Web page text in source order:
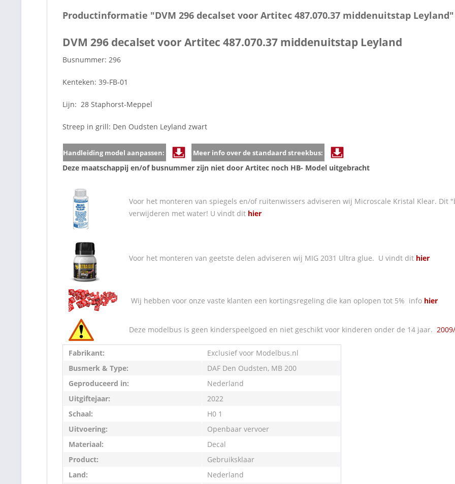
Productinformatie "DVM 296 decalset voor Artitec 487.070.37 middenuitstap Leyland"
DVM 296 decalset voor Artitec 487.070.37 middenuitstap Leyland
Busnummer: 296
Kenteken: 39-FB-01
Lijn: 28 Staphorst-Meppel
Streep in grill: Den Oudsten Leyland zwart
Handleiding model aanpassen: Meer info over de standaard streekbus:
Deze maatschappij en/of busnummer zijn niet door Artitec noch HB- Model uitgebracht
Voor het monteren van spiegels en/of ruitenwissers adviseren wij Microscale Kristal Klear.
verwijderen met water! U vindt dit hier
Voor het monteren van geetste delen adviseren wij MIG 2031 Ultra glue. U vindt dit hier
Wij hebben voor onze vaste klanten een kortingsregeling die kan oplopen tot 5% info hier
Deze modelbus is geen kinderspeelgoed en niet geschikt voor kinderen onder de 14 jaar.
Fabrikant:
Exclusief voor Modelbus.nl
Busmerk & Type:
DAF Den Oudsten, MB 200
Geproduceerd in:
Nederland
Uitgiftejaar:
2022
Schaal:
H0 1
Uitvoering:
Openbaar vervoer
Materiaal:
Decal
Product:
Gebruiksklaar
Land:
Nederland